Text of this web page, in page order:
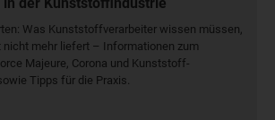
Was Kunst­stoff­verarbeiter wissen müssen,
nicht mehr liefert – Informationen zum
Majeure, Corona und Kunststoff-
Tipps für die Praxis.